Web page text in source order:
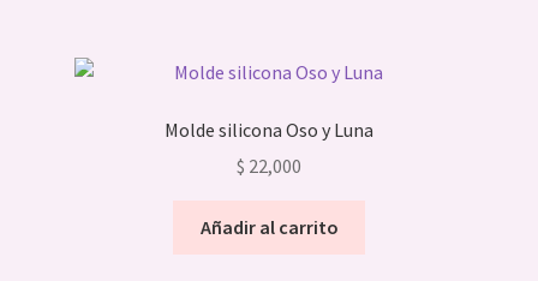
Molde silicona Oso y Luna
$ 22,000
Añadir al carrito